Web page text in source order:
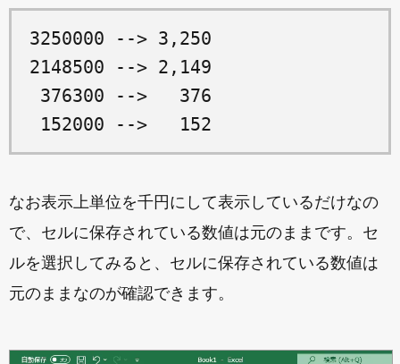
3250000 --> 3,250
2148500 --> 2,149
376300 -->   376
なお表示上単位を千円にして表示しているだけなの
で、セルに保存されている数値は元のままです。セ
ルを選択してみると、セルに保存されている数値は
元のままなのが確認できます。